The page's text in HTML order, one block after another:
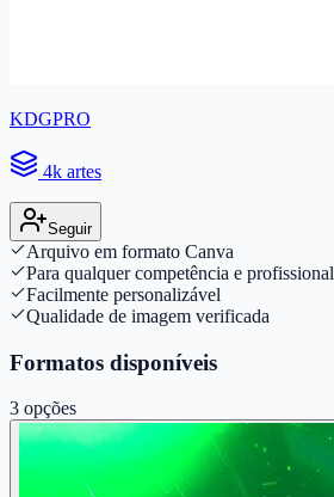
KDGPRO
4k artes
Seguir
Arquivo em formato Canva
Para qualquer competência e profissional
Facilmente personalizável
Qualidade de imagem verificada
Formatos disponíveis
3 opções